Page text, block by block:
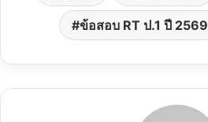
ข้อสอบ RT ป.1 ปี 2569